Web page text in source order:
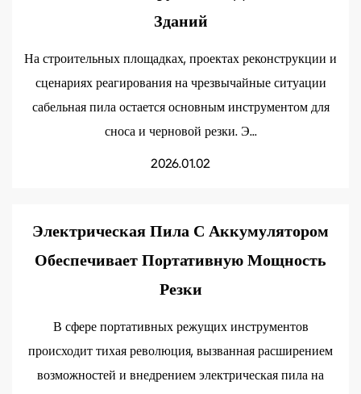
Зданий
На строительных площадках, проектах реконструкции и
сценариях реагирования на чрезвычайные ситуации
сабельная пила остается основным инструментом для
сноса и черновой резки. Э...
2026.01.02
Электрическая Пила С Аккумулятором
Обеспечивает Портативную Мощность
Резки
В сфере портативных режущих инструментов
происходит тихая революция, вызванная расширением
возможностей и внедрением электрическая пила на